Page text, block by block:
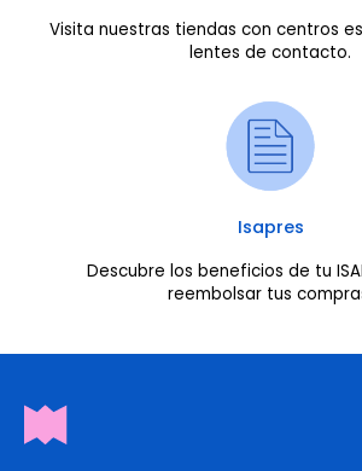
Visita nuestras tiendas con centros
lentes de contacto.
Isapres
Descubre los beneficios de tu
reembolsar tus